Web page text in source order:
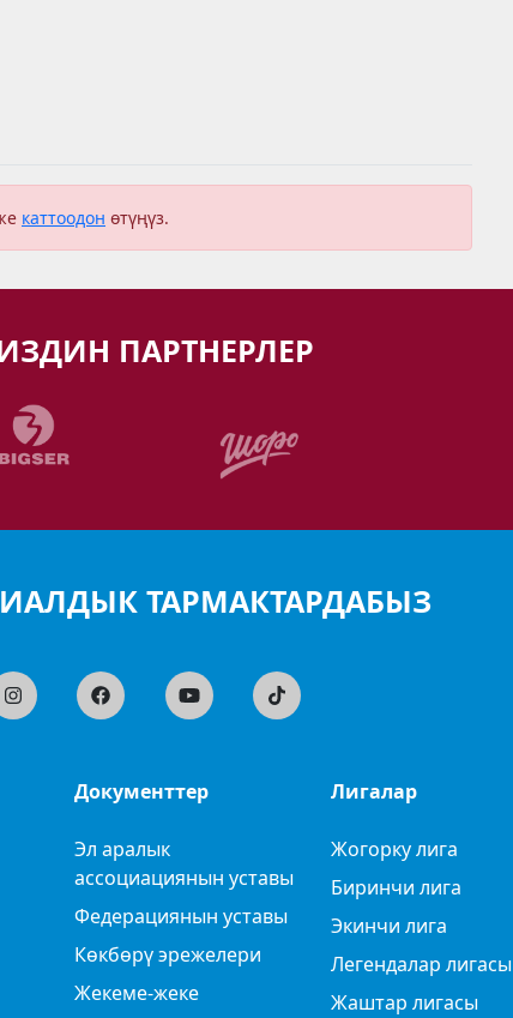
каттоодон өтүңүз.
ПАРТНЕРЛЕР
ТАРМАКТАРДАБЫЗ
Документтер
Эл аралык
ассоциациянын уставы
Федерациянын уставы
Көкбөрү эрежелери
Жекеме-жеке
Лигалар
Жогорку лига
Биринчи лига
Экинчи лига
Легендалар лигасы
Жаштар лигасы